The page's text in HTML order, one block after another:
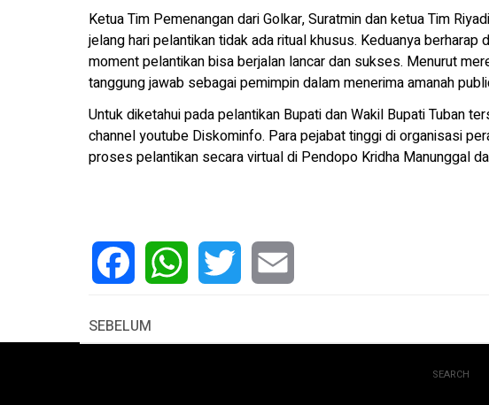
Ketua Tim Pemenangan dari Golkar, Suratmin dan ketua Tim
jelang hari pelantikan tidak ada ritual khusus. Keduanya berharap
moment pelantikan bisa berjalan lancar dan sukses. Menurut
tanggung jawab sebagai pemimpin dalam menerima amanah
Untuk diketahui pada pelantikan Bupati dan Wakil Bupati Tuban
channel youtube Diskominfo. Para pejabat tinggi di organisasi
proses pelantikan secara virtual di Pendopo Kridha Manunggal
SEBELUM
SEARCH